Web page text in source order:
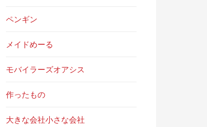
ペンギン
メイドめーる
モバイラーズオアシス
作ったもの
大きな会社小さな会社